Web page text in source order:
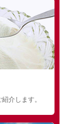
介します。